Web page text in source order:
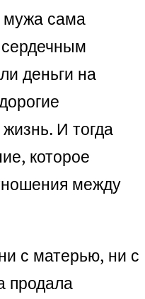
мужа сама
деньги на
И тогда
которое
между
с матерью, ни с
продала